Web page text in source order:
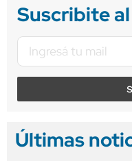
Suscribite
Últimas